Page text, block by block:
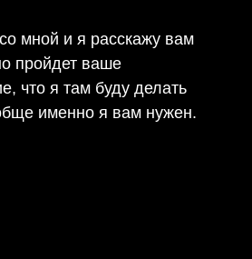
мной и я расскажу вам
пройдет ваше
что я там буду делать
именно я вам нужен.